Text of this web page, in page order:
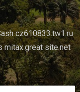
cz610833.tw1.ru
mitax.great site.net